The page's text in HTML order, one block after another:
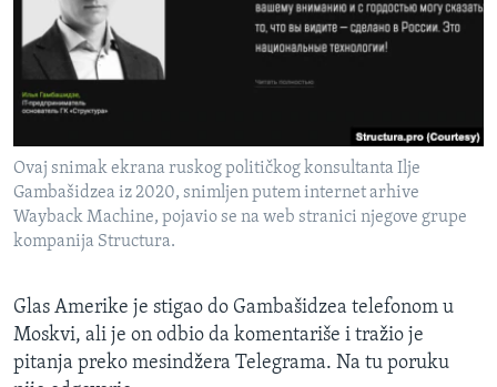
Ovaj snimak ekrana ruskog političkog konsultanta Ilje
Gambašidzea iz 2020, snimljen putem internet arhive
Wayback Machine, pojavio se na web stranici njegove grupe
kompanija Structura.
Glas Amerike je stigao do Gambašidzea telefonom u
Moskvi, ali je on odbio da komentariše i tražio je
pitanja preko mesindžera Telegrama. Na tu poruku